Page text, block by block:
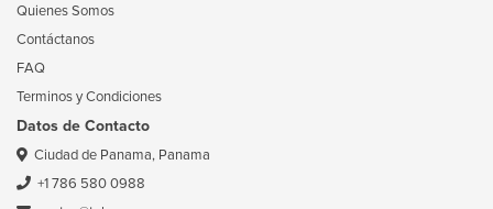
Quienes Somos
Contáctanos
FAQ
Terminos y Condiciones
Datos de Contacto
Ciudad de Panama, Panama
+1 786 580 0988